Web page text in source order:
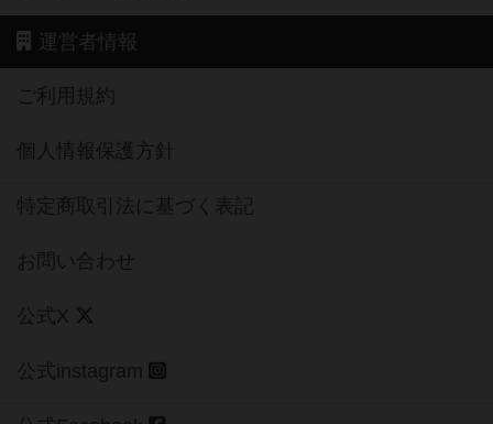
運営者情報
ご利用規約
個人情報保護方針
特定商取引法に基づく表記
お問い合わせ
公式X
公式instagram